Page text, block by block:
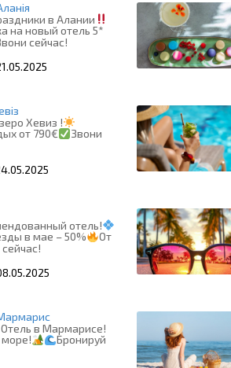
в Алании
на новый отель 5*
сейчас!
Хевиз !
от 790€
Звони
отель!
в мае – 50%
От
в Мармарисе!
Бронируй